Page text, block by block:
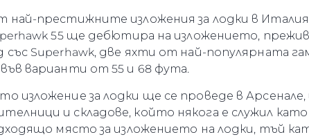
най-престижните изложения за лодки в
55 ще дебютира на изложението,
със Superhawk, две яхти от най-популярната
във варианти от 55 и 68 фута.
изложение за лодки ще се проведе в
и складове, който някога е служил
място за изложението на лодки, тъй